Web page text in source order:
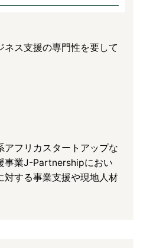
ネス支援の専門性を要して
アフリカスタートアップな
事業J-Partnershipにおい
対する事業支援や現地人材